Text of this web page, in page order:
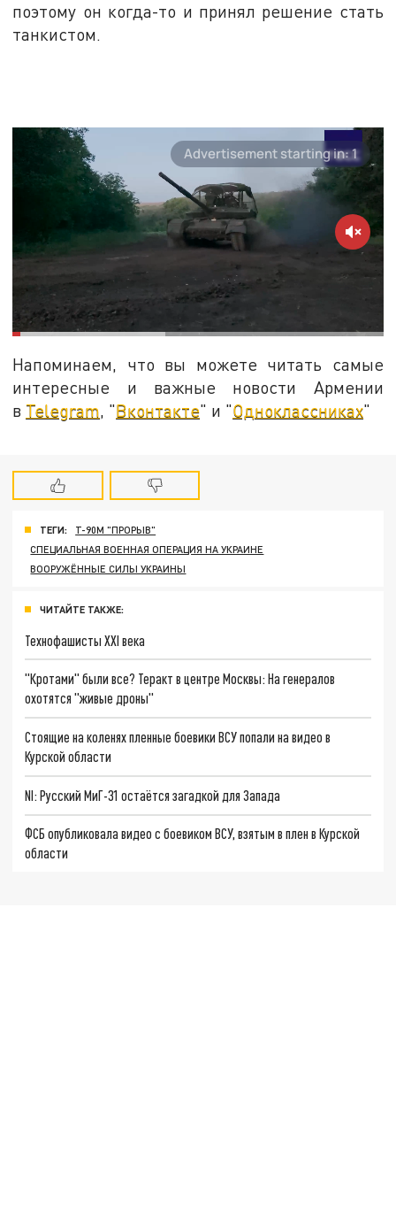
поэтому он когда-то и принял решение стать
танкистом.
Напоминаем, что вы можете читать самые
интересные и важные новости Армении
в Telegram, "Вконтакте" и "Одноклассниках"
ТЕГИ:
Т-90М "ПРОРЫВ"
СПЕЦИАЛЬНАЯ ВОЕННАЯ ОПЕРАЦИЯ НА УКРАИНЕ
ВООРУЖЁННЫЕ СИЛЫ УКРАИНЫ
ЧИТАЙТЕ ТАКЖЕ:
Технофашисты XXI века
"Кротами" были все? Теракт в центре Москвы: На генералов
охотятся "живые дроны"
Стоящие на коленях пленные боевики ВСУ попали на видео в
Курской области
NI: Русский МиГ-31 остаётся загадкой для Запада
ФСБ опубликовала видео с боевиком ВСУ, взятым в плен в Курской
области